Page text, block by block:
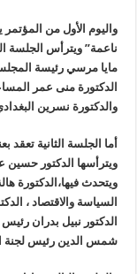
ناعمة” ويترأس الجلسة
مايا مرسي رئيسة
الدكتورة منى عمر
والدكتورة نسرين
أما الجلسة الثانية تعقد
ويترأسها الدكتور
ويتحدث فيها،الدكتورة
السياسة والاقتصاد ،
الدكتور نبيل بدران
شمس الدين رئيس لجنة